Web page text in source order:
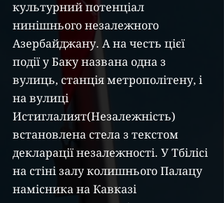
культурний потенціал
нинішнього незалежного
Азербайджану. А на честь цієї
події у Баку названа одна з
вулиць, станція метрополітену, і
на вулиці
Истиглалият(Незалежність)
встановлена стела з текстом
декларації незалежності. У Тбілісі
на стіні залу колишнього Палацу
намісника на Кавказі